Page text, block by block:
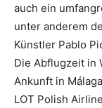
auch ein
unter anderem
Künstler Pablo
Die Abflugzeit in
Ankunft in
LOT Polish